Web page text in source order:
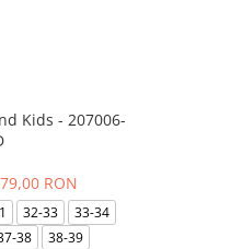
Kids - 207006-
RON
32-33
33-34
38 38-39